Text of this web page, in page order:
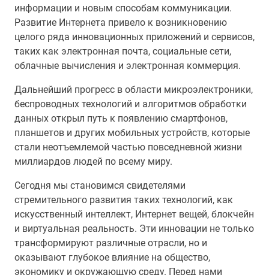
информации и новым способам коммуникации.
Развитие Интернета привело к возникновению
целого ряда инновационных приложений и сервисов,
таких как электронная почта, социальные сети,
облачные вычисления и электронная коммерция.
Дальнейший прогресс в области микроэлектроники,
беспроводных технологий и алгоритмов обработки
данных открыл путь к появлению смартфонов,
планшетов и других мобильных устройств, которые
стали неотъемлемой частью повседневной жизни
миллиардов людей по всему миру.
Сегодня мы становимся свидетелями
стремительного развития таких технологий, как
искусственный интеллект, Интернет вещей, блокчейн
и виртуальная реальность. Эти инновации не только
трансформируют различные отрасли, но и
оказывают глубокое влияние на общество,
экономику и окружающую среду. Перед нами